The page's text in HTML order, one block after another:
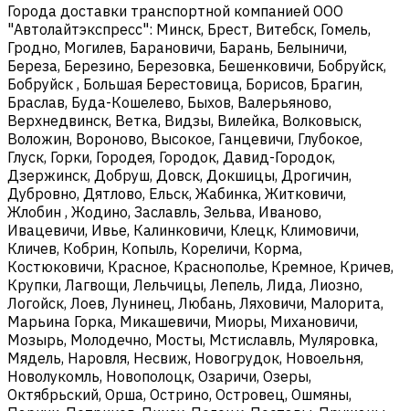
Города доставки транспортной компанией ООО
"Автолайтэкспресс": Минск, Брест, Витебск, Гомель,
Гродно, Могилев, Барановичи, Барань, Белыничи,
Береза, Березино, Березовка, Бешенковичи, Бобруйск,
Бобруйск , Большая Берестовица, Борисов, Брагин,
Браслав, Буда-Кошелево, Быхов, Валерьяново,
Верхнедвинск, Ветка, Видзы, Вилейка, Волковыск,
Воложин, Вороново, Высокое, Ганцевичи, Глубокое,
Глуск, Горки, Городея, Городок, Давид-Городок,
Дзержинск, Добруш, Довск, Докшицы, Дрогичин,
Дубровно, Дятлово, Ельск, Жабинка, Житковичи,
Жлобин , Жодино, Заславль, Зельва, Иваново,
Ивацевичи, Ивье, Калинковичи, Клецк, Климовичи,
Кличев, Кобрин, Копыль, Кореличи, Корма,
Костюковичи, Красное, Краснополье, Кремное, Кричев,
Крупки, Лагвощи, Лельчицы, Лепель, Лида, Лиозно,
Логойск, Лоев, Лунинец, Любань, Ляховичи, Малорита,
Марьина Горка, Микашевичи, Миоры, Михановичи,
Мозырь, Молодечно, Мосты, Мстиславль, Муляровка,
Мядель, Наровля, Несвиж, Новогрудок, Новоельня,
Новолукомль, Новополоцк, Озаричи, Озеры,
Октябрьский, Орша, Острино, Островец, Ошмяны,